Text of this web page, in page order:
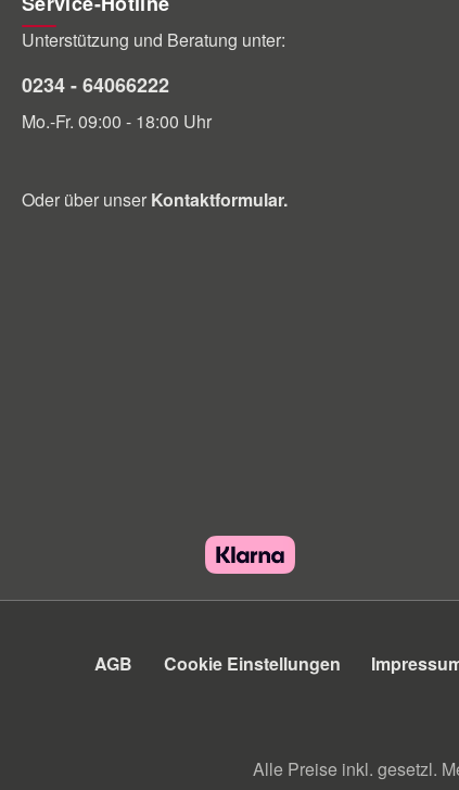
Unterstützung und Beratung unter:
0234 - 64066222
Mo.-Fr. 09:00 - 18:00 Uhr
Oder über unser Kontaktformular.
AGB Cookie Einstellungen
Alle Preise inkl. gesetzl.